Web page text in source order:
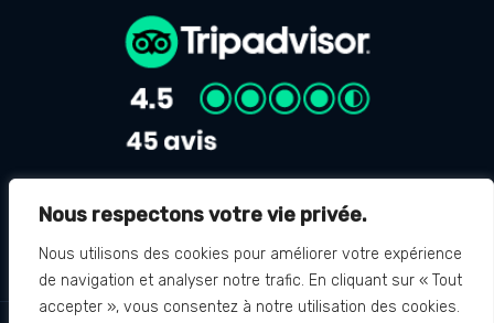
Nous respectons votre vie privée.
Nous utilisons des cookies pour améliorer votre expérience
de navigation et analyser notre trafic. En cliquant sur « Tout
accepter », vous consentez à notre utilisation des cookies.
Avis Google